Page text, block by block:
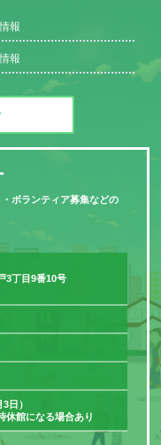
報
報
ボランティア募集などの
3丁目9番10号
日）
休館になる場合あり